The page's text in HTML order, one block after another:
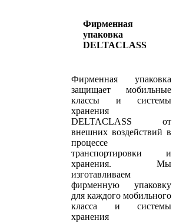
Фирменная
упаковка
DELTACLASS
Фирменная упаковка
защищает мобильные
классы и системы
хранения
DELTACLASS от
внешних воздействий в
процессе
транспортировки и
хранения. Мы
изготавливаем
фирменную упаковку
для каждого мобильного
класса и системы
хранения